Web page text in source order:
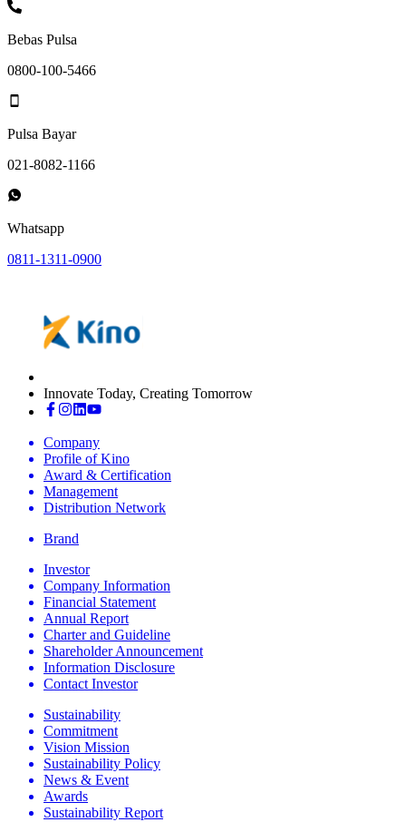
Bebas Pulsa
0800-100-5466
Pulsa Bayar
021-8082-1166
Whatsapp
0811-1311-0900
Innovate Today, Creating Tomorrow
Company
Profile of Kino
Award & Certification
Management
Distribution Network
Brand
Investor
Company Information
Financial Statement
Annual Report
Charter and Guideline
Shareholder Announcement
Information Disclosure
Contact Investor
Sustainability
Commitment
Vision Mission
Sustainability Policy
News & Event
Awards
Sustainability Report